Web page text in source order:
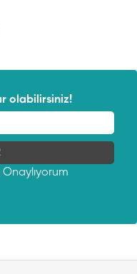
olabilirsiniz!
Onaylıyorum